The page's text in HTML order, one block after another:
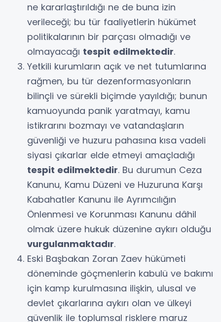
ne kararlaştırıldığı ne de buna izin
verileceği; bu tür faaliyetlerin hükümet
politikalarının bir parçası olmadığı ve
olmayacağı tespit edilmektedir.
Yetkili kurumların açık ve net tutumlarına
rağmen, bu tür dezenformasyonların
bilinçli ve sürekli biçimde yayıldığı; bunun
kamuoyunda panik yaratmayı, kamu
istikrarını bozmayı ve vatandaşların
güvenliği ve huzuru pahasına kısa vadeli
siyasi çıkarlar elde etmeyi amaçladığı
tespit edilmektedir. Bu durumun Ceza
Kanunu, Kamu Düzeni ve Huzuruna Karşı
Kabahatler Kanunu ile Ayrımcılığın
Önlenmesi ve Korunması Kanunu dâhil
olmak üzere hukuk düzenine aykırı olduğu
vurgulanmaktadır.
Eski Başbakan Zoran Zaev hükümeti
döneminde göçmenlerin kabulü ve bakımı
için kamp kurulmasına ilişkin, ulusal ve
devlet çıkarlarına aykırı olan ve ülkeyi
güvenlik ile toplumsal risklere maruz